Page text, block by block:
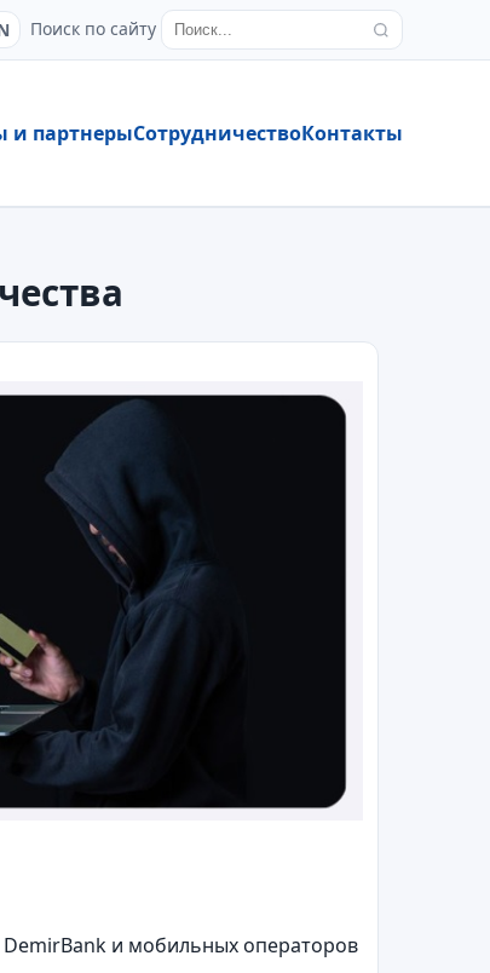
Поиск по сайту
и партнерыСотрудничествоКонтакты
и мобильных операторов